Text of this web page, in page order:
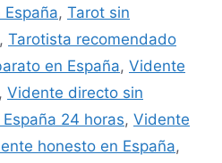
, Tarot sin
, Tarotista recomendado
en España, Vidente
, Vidente directo sin
24 horas, Vidente
honesto en España,